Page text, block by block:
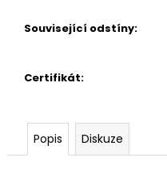
Související odstíny:
Certifikát:
Popis Diskuze